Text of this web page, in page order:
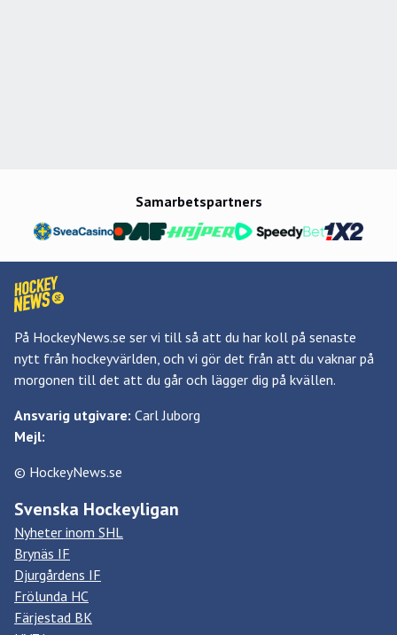
Samarbetspartners
På HockeyNews.se ser vi till så att du har koll på senaste
nytt från hockeyvärlden, och vi gör det från att du vaknar på
morgonen till det att du går och lägger dig på kvällen.
Ansvarig utgivare: Carl Juborg
Mejl:
© HockeyNews.se
Svenska Hockeyligan
Nyheter inom SHL
Brynäs IF
Djurgårdens IF
Frölunda HC
Färjestad BK